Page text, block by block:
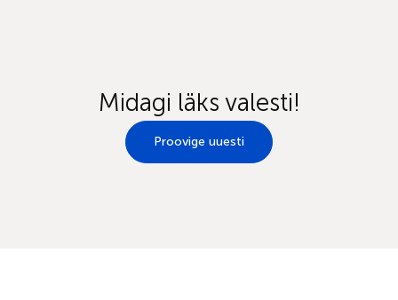
Midagi läks valesti!
Proovige uuesti